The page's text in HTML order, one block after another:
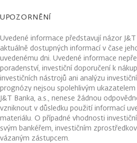
UPOZORNĚNÍ
Uvedené informace představují názor
aktuálně dostupných informací v čase
uvedenému dni. Uvedené informace
poradenství, investiční doporučení k
investičních nástrojů ani analýzu
prognózy nejsou spolehlivým
J&T Banka, a.s., nenese žádnou
vzniknout v důsledku použití informací
materiálu. O případné vhodnosti
svým bankéřem, investičním
vázaným zástupcem.